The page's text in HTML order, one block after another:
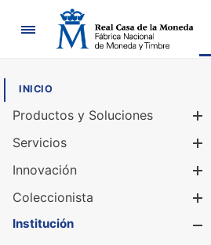
Navegación
INICIO
Productos y Soluciones
Servicios
Innovación
Coleccionista
Institución